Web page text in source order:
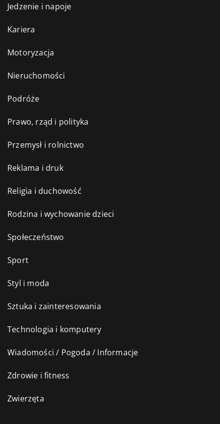
Jedzenie i napoje
Kariera
Motoryzacja
Nieruchomości
Podróże
Prawo, rząd i polityka
Przemysł i rolnictwo
Reklama i druk
Religia i duchowość
Rodzina i wychowanie dzieci
Społeczeństwo
Sport
Styl i moda
Sztuka i zainteresowania
Technologia i komputery
Wiadomości / Pogoda / Informacje
Zdrowie i fitness
Zwierzęta